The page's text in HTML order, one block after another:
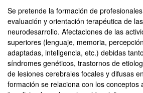
Se pretende la formación de
evaluación y orientación terapéutica de
neurodesarrollo. Afectaciones de las
superiores (lenguaje, memoria,
adaptadas, inteligencia, etc.) debidas
síndromes genéticos, trastornos de
de lesiones cerebrales focales y difusas
formación se relaciona con los conceptos